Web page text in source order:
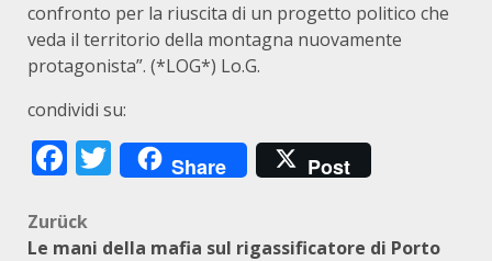
confronto per la riuscita di un progetto politico che
veda il territorio della montagna nuovamente
protagonista”. (*LOG*) Lo.G.
condividi su:
Facebook
Twitter
Share Post
Beitragsnavigation
Zurück
Le mani della mafia sul rigassificatore di Porto